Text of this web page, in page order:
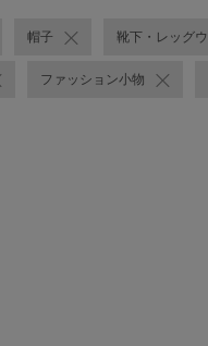
帽子 靴下・レッグ
ファッション小物